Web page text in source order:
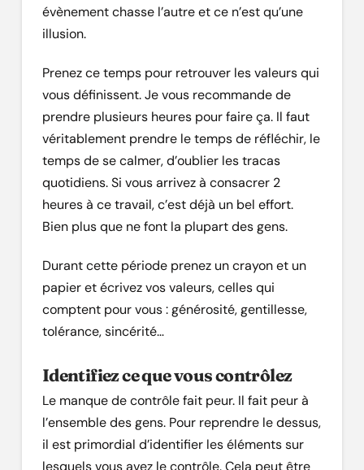
évènement chasse l’autre et ce n’est qu’une
illusion.
Prenez ce temps pour retrouver les valeurs qui
vous définissent. Je vous recommande de
prendre plusieurs heures pour faire ça. Il faut
véritablement prendre le temps de réfléchir, le
temps de se calmer, d’oublier les tracas
quotidiens. Si vous arrivez à consacrer 2
heures à ce travail, c’est déjà un bel effort.
Bien plus que ne font la plupart des gens.
Durant cette période prenez un crayon et un
papier et écrivez vos valeurs, celles qui
comptent pour vous : générosité, gentillesse,
tolérance, sincérité…
Identifiez ce que vous contrôlez
Le manque de contrôle fait peur. Il fait peur à
l’ensemble des gens. Pour reprendre le dessus,
il est primordial d’identifier les éléments sur
lesquels vous avez le contrôle. Cela peut être